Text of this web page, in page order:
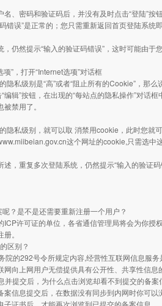
、密码和验证码后，并没有及时点击“登陆”
错误”是正常的；您只需重新返回首页登陆系统即
仍然提示“输入的验证码错误”，这时可能由
”，打开“Internet选项”对话框
隐私级别是“高”或者“阻止所有的Cookie”，那
编辑”按钮，在出现的“每站点的隐私操作”对
禁用了。
隐私级别，就可以取 消禁用cookie，此时您就
这个网址的cookie,只需选中
，重复多次登陆系统，仍然提示“输入的验证
？是不是还需要重新注册一个用户？
许可证的单位，各省通信管理局将会为你
。
区别？
院的292号令所规定内容,经营性互联网信息服
向上网用户无偿提供具有公开性、共享性信息
提交后，为什么点击浏览却看不到提交的备案
案信息提交后，在数据没有同步到内网时你可
证书后，才能再次浏览到已提交的备案信息。